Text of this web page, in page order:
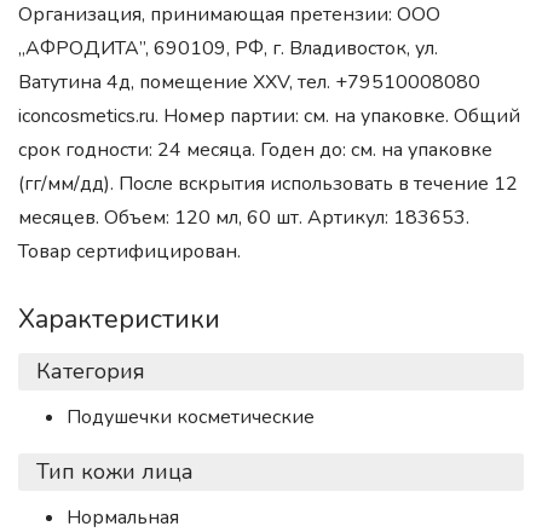
Организация, принимающая претензии: ООО
„АФРОДИТА”, 690109, РФ, г. Владивосток, ул.
Ватутина 4д, помещение XXV, тел. +79510008080
iconcosmetics.ru. Номер партии: см. на упаковке. Общий
срок годности: 24 месяца. Годен до: см. на упаковке
(гг/мм/дд). После вскрытия использовать в течение 12
месяцев. Объем: 120 мл, 60 шт. Артикул: 183653.
Товар сертифицирован.
Характеристики
Категория
Подушечки косметические
Тип кожи лица
Нормальная